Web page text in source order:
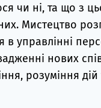
чи ні, та що з
Мистецтво
в управлінні
нових
розуміння дій